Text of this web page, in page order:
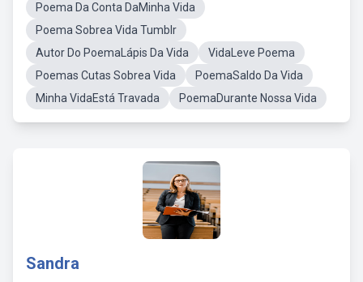
Poema Da Conta DaMinha Vida
Poema Sobrea Vida Tumblr
Autor Do PoemaLápis Da Vida
VidaLeve Poema
Poemas Cutas Sobrea Vida
PoemaSaldo Da Vida
Minha VidaEstá Travada
PoemaDurante Nossa Vida
Sandra